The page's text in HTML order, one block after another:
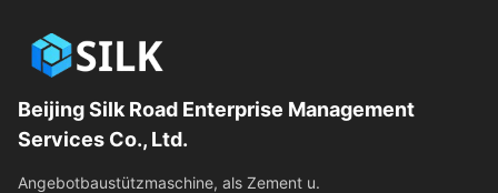
Beijing Silk Road Enterprise Management
Services Co., Ltd.
Angebotbaustützmaschine, als Zement u.